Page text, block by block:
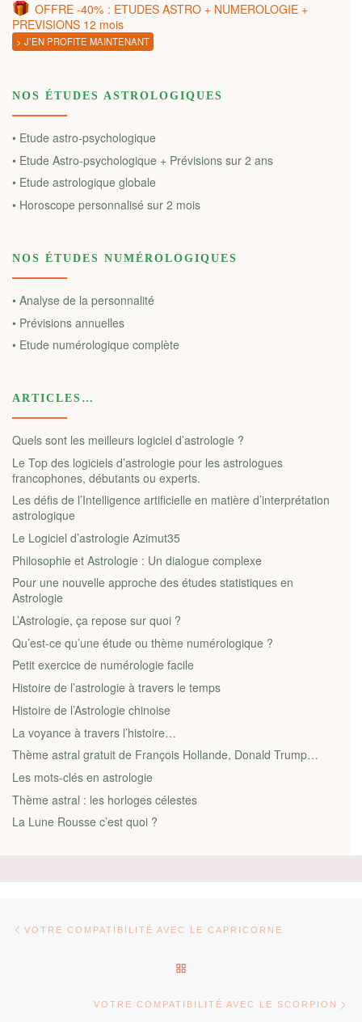
OFFRE -40% : ETUDES ASTRO + NUMEROLOGIE +
PREVISIONS 12 mois
> J’EN PROFITE MAINTENANT
NOS ÉTUDES ASTROLOGIQUES
• Etude astro-psychologique
• Etude Astro-psychologique + Prévisions sur 2 ans
• Etude astrologique globale
• Horoscope personnalisé sur 2 mois
NOS ÉTUDES NUMÉROLOGIQUES
• Analyse de la personnalité
• Prévisions annuelles
• Etude numérologique complète
ARTICLES…
Quels sont les meilleurs logiciel d’astrologie ?
Le Top des logiciels d’astrologie pour les astrologues
francophones, débutants ou experts.
Les défis de l’Intelligence artificielle en matière d’interprétation
astrologique
Le Logiciel d’astrologie Azimut35
Philosophie et Astrologie : Un dialogue complexe
Pour une nouvelle approche des études statistiques en
Astrologie
L’Astrologie, ça repose sur quoi ?
Qu’est-ce qu’une étude ou thème numérologique ?
Petit exercice de numérologie facile
Histoire de l’astrologie à travers le temps
Histoire de l’Astrologie chinoise
La voyance à travers l’histoire…
Thème astral gratuit de François Hollande, Donald Trump…
Les mots-clés en astrologie
Thème astral : les horloges célestes
La Lune Rousse c’est quoi ?
VOTRE COMPATIBILITÉ AVEC LE CAPRICORNE
VOTRE COMPATIBILITÉ AVEC LE SCORPION